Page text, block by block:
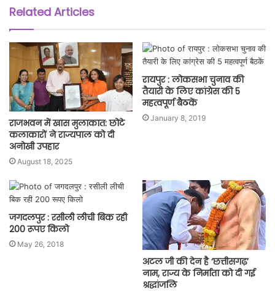
Related Articles
राजभवन में खास मुलाकात: छोटे
कलाकारों ने राज्यपाल को दी
अनोखी उपहार
August 18, 2025
रायपुर : लोकसभा चुनाव की
तैयारी के लिए कांग्रेस की 5
महत्वपूर्ण बैठकें
January 8, 2019
जगदलपुर : रसीली लीची बिक रही
200 रूपए किलो
May 26, 2018
अटल जी की देन है ‘छत्तीसगढ़’
नाम, राज्य के निर्माता को दी गई
श्रद्धांजलि